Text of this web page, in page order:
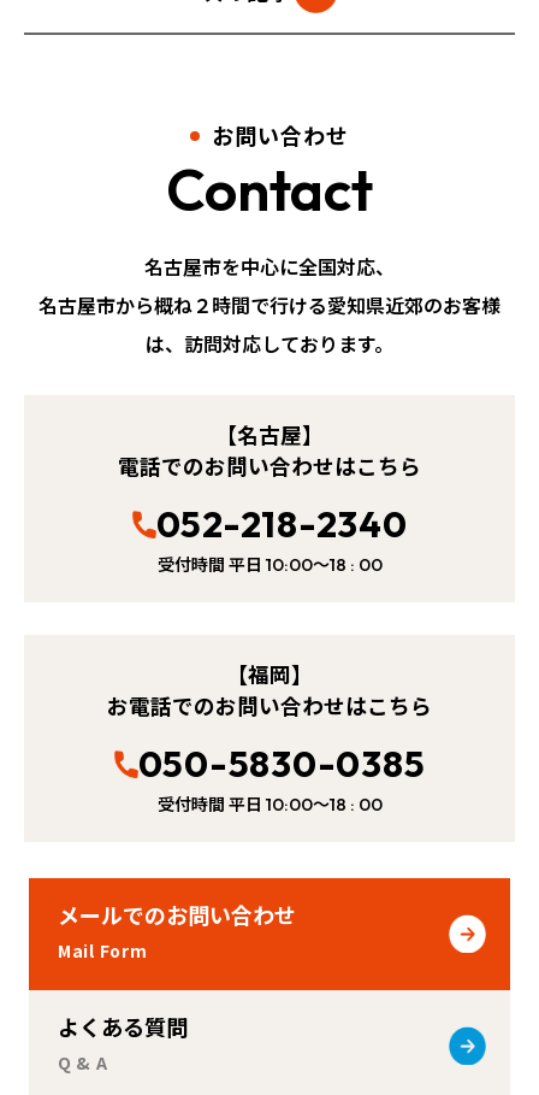
お問い合わせ
Contact
名古屋市を中心に全国対応、
名古屋市から概ね２時間で行ける愛知県近郊のお客様
は、訪問対応しております。
【名古屋】
電話でのお問い合わせはこちら
052-218-2340
受付時間 平日 10:00～18 : 00
【福岡】
お電話でのお問い合わせはこちら
050-5830-0385
受付時間 平日 10:00～18 : 00
メールでのお問い合わせ
Mail Form
よくある質問
Q & A